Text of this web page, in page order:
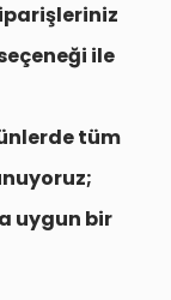
ile
tüm
uygun bir